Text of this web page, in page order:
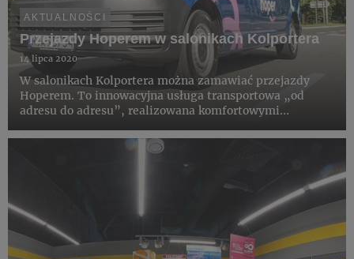
AKTUALNOŚCI
Przejazdy Hoperem w salonikach Kolportera
14 lipca 2020
W salonikach Kolportera można zamawiać przejazdy
Hoperem. To innowacyjna usługa transportowa „od
adresu do adresu”, realizowana komfortowymi